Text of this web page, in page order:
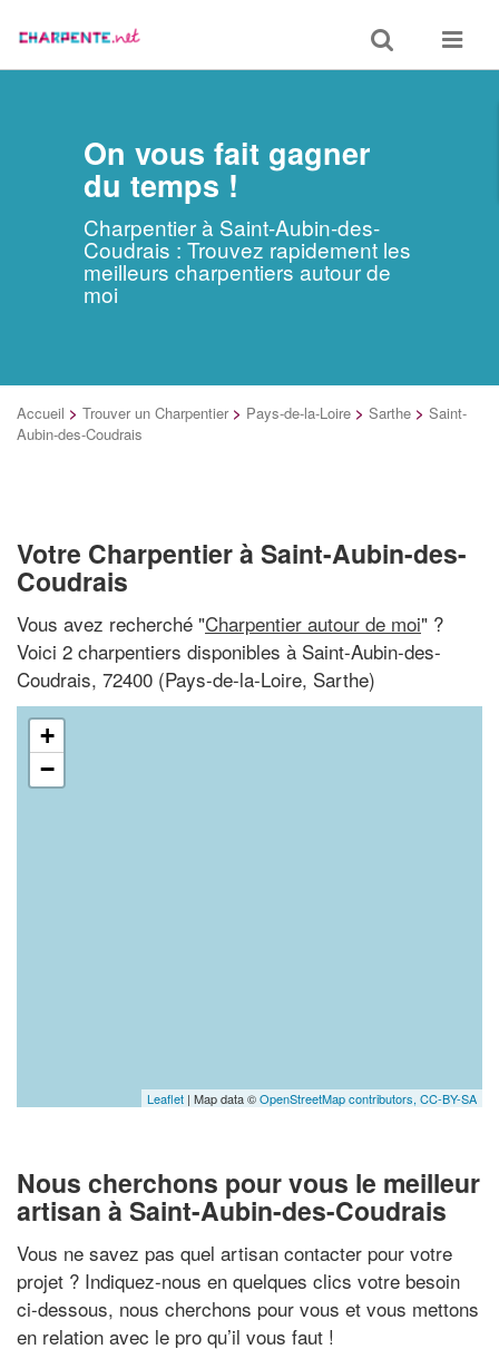
Toggle
search
Toggle
On vous fait gagner
du temps !
Charpentier à Saint-Aubin-des-
Coudrais : Trouvez rapidement les
meilleurs charpentiers autour de
moi
Accueil > Trouver un Charpentier > Pays-de-la-Loire > Sarthe > Saint-
Aubin-des-Coudrais
Votre Charpentier à Saint-Aubin-des-
Coudrais
Vous avez recherché "Charpentier autour de moi" ?
Voici 2 charpentiers disponibles à Saint-Aubin-des-
Coudrais, 72400 (Pays-de-la-Loire, Sarthe)
+
−
Leaflet | Map data ©OpenStreetMap contributors, CC-BY-SA
Nous cherchons pour vous le meilleur
artisan à Saint-Aubin-des-Coudrais
Vous ne savez pas quel artisan contacter pour votre
projet ? Indiquez-nous en quelques clics votre besoin
ci-dessous, nous cherchons pour vous et vous mettons
en relation avec le pro qu’il vous faut !